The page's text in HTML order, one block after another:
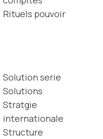
Rituels pouvoir
Solution serie
Solutions
Stratgie
internationale
Structure